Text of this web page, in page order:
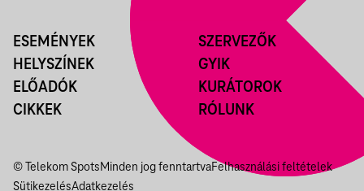
ESEMÉNYEK
HELYSZÍNEK
ELŐADÓK
CIKKEK
SZERVEZŐK
GYIK
KURÁTOROK
RÓLUNK
© Telekom SpotsMinden jog fenntartvaFelhasználási feltételek
SütikezelésAdatkezelés